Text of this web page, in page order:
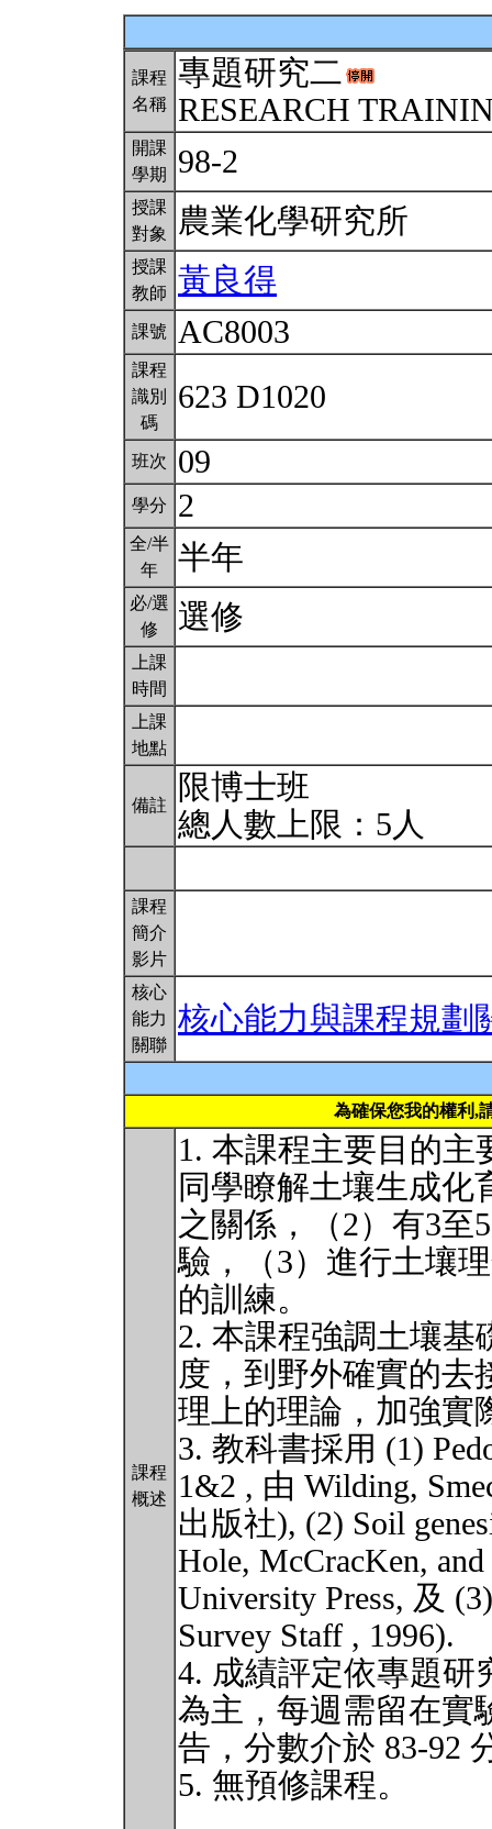
課程
名稱
專題研究二
RESEARCH
開課
學期
98-2
授課
對象
農業化學研究所
授課
教師
黃良得
課號 AC8003
課程
識別
碼
623 D1020
班次 09
學分 2
全/半
年
半年
必/選
修
選修
上課
時間
上課
地點
備註
限博士班
總人數上限：5人
課程
簡介
影片
核心
能力
關聯
核心能力與課程規劃
為確保您我的權利,
課程
概述
1. 本課程主要目的主
同學瞭解土壤生成化
之關係，（2）有3至
驗，（3）進行土壤
的訓練。
2. 本課程強調土壤基
度，到野外確實的去
理上的理論，加強實
3. 教科書採用 (1)
1&2 , 由 Wilding,
出版社), (2) Soil
Hole, McCracKen,
University Press, 及
Survey Staff , 1996).
4. 成績評定依專題研
為主，每週需留在實
告，分數介於 83-92
5. 無預修課程。